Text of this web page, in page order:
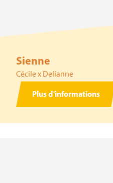
Sienne
Cécile x Delianne
Plus d'informations